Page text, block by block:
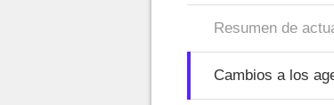
Resumen de
Cambios a los